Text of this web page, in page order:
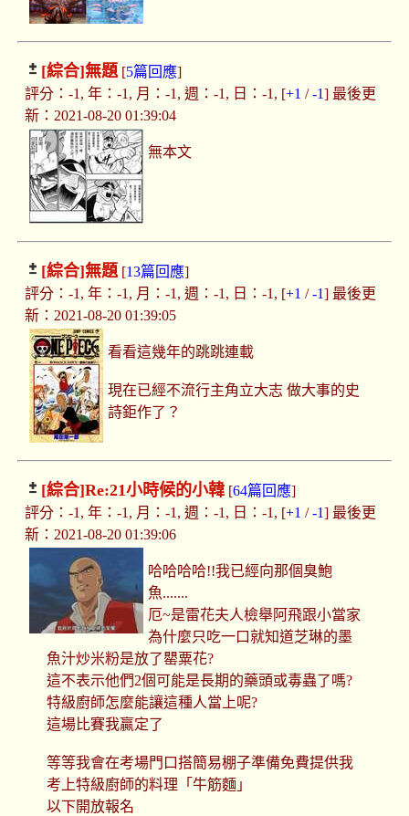
[綜合]無題[5篇回應]
評分：-1, 年：-1, 月：-1, 週：-1, 日：-1, [+1 /-1] 最後更
新：2021-08-20 01:39:04
無本文
[綜合]無題[13篇回應]
評分：-1, 年：-1, 月：-1, 週：-1, 日：-1, [+1 /-1] 最後更
新：2021-08-20 01:39:05
看看這幾年的跳跳連載
現在已經不流行主角立大志 做大事的史
詩鉅作了？
[綜合]Re:21小時候的小韓[64篇回應]
評分：-1, 年：-1, 月：-1, 週：-1, 日：-1, [+1 /-1] 最後更
新：2021-08-20 01:39:06
哈哈哈哈!!我已經向那個臭鮑
魚.......
厄~是雷花夫人檢舉阿飛跟小當家
為什麼只吃一口就知道芝琳的墨
魚汁炒米粉是放了罌粟花?
這不表示他們2個可能是長期的藥頭或毒蟲了嗎?
特級廚師怎麼能讓這種人當上呢?
這場比賽我贏定了
等等我會在考場門口搭簡易棚子準備免費提供我
考上特級廚師的料理「牛筋麵」
以下開放報名